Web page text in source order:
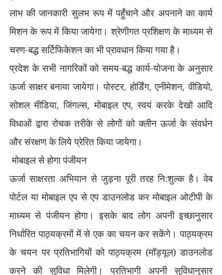
लाभ की जानकारी सुलभ रूप में पहुँचाने और अपनाने का कार्य
मिशन के रूप में किया जायेगा। श्रेणीगत प्रशिक्षण के माध्यम से
चरण-बद्ध सर्टिफिकेशन का भी प्रावधान किया गया है।
प्रदेश के सभी नागरिकों को समय-बद्ध कार्य-योजना के अनुसार
ऊर्जा साक्षर बनाया जायेगा। पोस्टर,होर्डिंग,एनीमेशन,वीडियो,
सोशल मीडिया,जिंगल्स,मोबाइल एप,स्वयं करके देखो आदि
विधाओं द्वारा रोचक तरीके से लोगों को क्लीन ऊर्जा के संवर्धन
और संरक्षण के लिये प्रेरित किया जायेगा।
मोबाइल से होगा पंजीयन
ऊर्जा साक्षरता अभियान से जुड़ना पूरी तरह नि:शुल्क है। वेब
पोर्टल या मोबाइल एप से एप डाउनलोड कर मोबाइल ओटीपी के
माध्यम से पंजीयन होगा। इसके बाद लोग अपनी इच्छानुसार
निर्धारित पाठ्यक्रमों में से एक का चयन कर सकेंगे। पाठ्यक्रम
के चयन पर प्रतिभागियों को पाठ्यक्रम (मॉड्यूल) डाउनलोड
करने की सुविधा मिलेगी। प्रतिभागी अपनी सुविधानुसार